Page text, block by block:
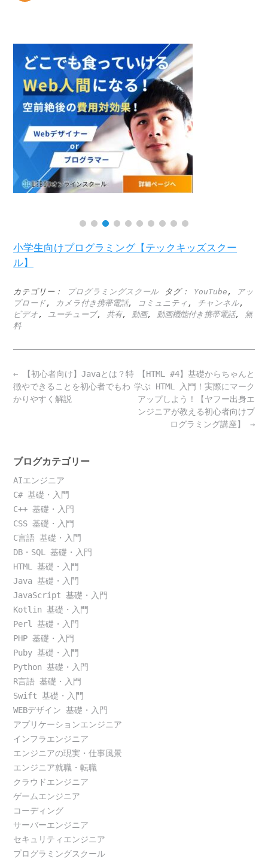
小学生向けプログラミング【テックキッズスクー
ル】
カテゴリー： プログラミングスクール タグ： YouTube ,
アッ
プロード, カメラ付き携帯電話, コミュニティ , チャンネル,
ビデオ, ユーチューブ, 共有, 動画, 動画機能付き携帯電話,
無
料
Post
navigation
【HTML #4】基礎からちゃんと
学ぶ HTML 入門！実際にマーク
アップしよう！【ヤフー出身エ
ンジニアが教える初心者向けプ
ログラミング講座】 →
← 【初心者向け】Javaとは？特
徴やできることを初心者でもわ
かりやすく解説
ブログカテゴリー
AIエンジニア
C# 基礎・入門
C++ 基礎・入門
CSS 基礎・入門
C言語 基礎・入門
DB・SQL 基礎・入門
HTML 基礎・入門
Java 基礎・入門
JavaScript 基礎・入門
Kotlin 基礎・入門
Perl 基礎・入門
PHP 基礎・入門
Puby 基礎・入門
Python 基礎・入門
R言語 基礎・入門
Swift 基礎・入門
WEBデザイン 基礎・入門
アプリケーションエンジニア
インフラエンジニア
エンジニアの現実・仕事風景
エンジニア就職・転職
クラウドエンジニア
ゲームエンジニア
コーディング
サーバーエンジニア
セキュリティエンジニア
プログラミングスクール